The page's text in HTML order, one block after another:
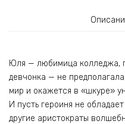
Юля — любимица колледжа,
девчонка — не
мир и окажется в «шкуре»
И пусть героиня не
другие аристократы